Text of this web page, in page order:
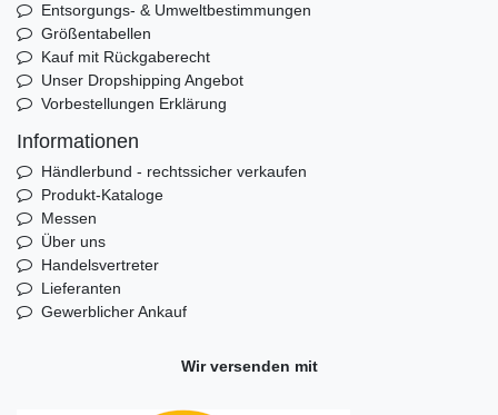
Entsorgungs- & Umweltbestimmungen
Größentabellen
Kauf mit Rückgaberecht
Unser Dropshipping Angebot
Vorbestellungen Erklärung
Informationen
Händlerbund - rechtssicher verkaufen
Produkt-Kataloge
Messen
Über uns
Handelsvertreter
Lieferanten
Gewerblicher Ankauf
Wir versenden mit